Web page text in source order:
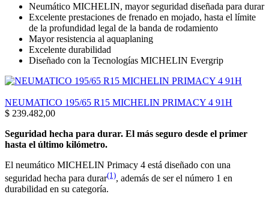
Neumático MICHELIN, mayor seguridad diseñada para durar
Excelente prestaciones de frenado en mojado, hasta el límite
de la profundidad legal de la banda de rodamiento
Mayor resistencia al aquaplaning
Excelente durabilidad
Diseñado con la Tecnologías MICHELIN Evergrip
NEUMATICO 195/65 R15 MICHELIN PRIMACY 4 91H
$ 239.482,00
Seguridad hecha para durar. El más seguro desde el primer
hasta el último kilómetro.
El neumático MICHELIN Primacy 4 está diseñado con una
seguridad hecha para durar(1), además de ser el número 1 en
durabilidad en su categoría.